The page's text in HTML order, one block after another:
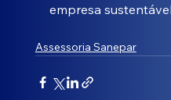
empresa
Assessoria Sanepar